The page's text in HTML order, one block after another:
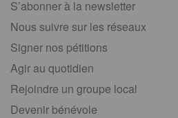
S’abonner à la newsletter
Nous suivre sur les réseaux
Signer nos pétitions
Agir au quotidien
Rejoindre un groupe local
Devenir bénévole